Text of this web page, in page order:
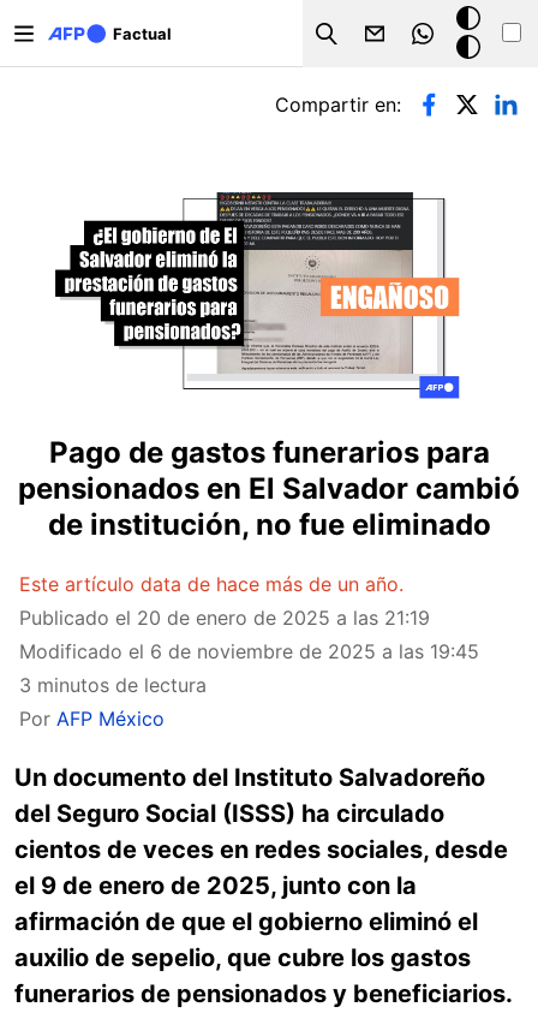
Factual
Search
Modo
oscuro
Solapas principales
Compartir en:
Pago de gastos funerarios para
pensionados en El Salvador cambió
de institución, no fue eliminado
Este artículo data de hace más de un año.
Publicado el 20 de enero de 2025 a las 21:19
Modificado el 6 de noviembre de 2025 a las 19:45
3 minutos de lectura
Por AFP México
Un documento del Instituto Salvadoreño
del Seguro Social (ISSS) ha circulado
cientos de veces en redes sociales, desde
el 9 de enero de 2025, junto con la
afirmación de que el gobierno eliminó el
auxilio de sepelio, que cubre los gastos
funerarios de pensionados y beneficiarios.